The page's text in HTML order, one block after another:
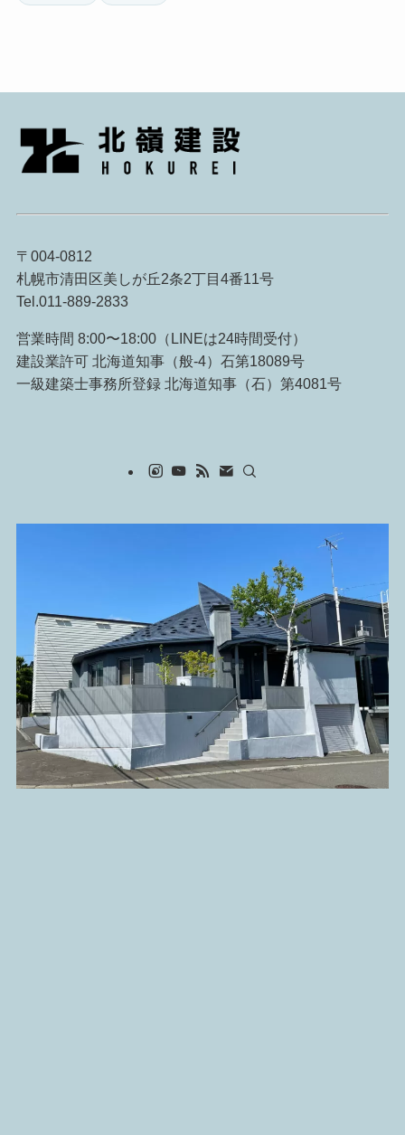
〒004-0812
札幌市清田区美しが丘2条2丁目4番11号
Tel.011-889-2833
営業時間 8:00〜18:00（LINEは24時間受付）
建設業許可 北海道知事（般-4）石第18089号
一級建築士事務所登録 北海道知事（石）第4081号